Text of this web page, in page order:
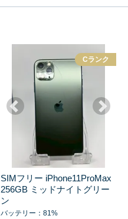
Cランク
SIMフリー iPhone11ProMax
256GB ミッドナイトグリー
ン
バッテリー：81%